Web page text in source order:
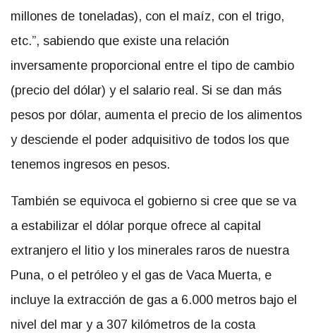
millones de toneladas), con el maíz, con el trigo,
etc.”, sabiendo que existe una relación
inversamente proporcional entre el tipo de cambio
(precio del dólar) y el salario real. Si se dan más
pesos por dólar, aumenta el precio de los alimentos
y desciende el poder adquisitivo de todos los que
tenemos ingresos en pesos.
También se equivoca el gobierno si cree que se va
a estabilizar el dólar porque ofrece al capital
extranjero el litio y los minerales raros de nuestra
Puna, o el petróleo y el gas de Vaca Muerta, e
incluye la extracción de gas a 6.000 metros bajo el
nivel del mar y a 307 kilómetros de la costa